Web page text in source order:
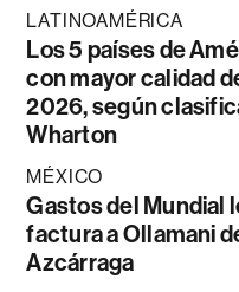
LATINOAMÉRICA
Los 5 países de
con mayor calidad
2026, según
Wharton
MÉXICO
Gastos del Mundial
factura a Ollamani
Azcárraga